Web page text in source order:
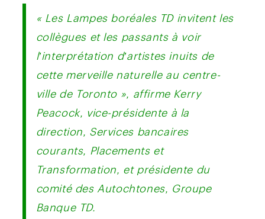
« Les Lampes boréales TD invitent les
collègues et les passants à voir
l’interprétation d’artistes inuits de
cette merveille naturelle au centre-
ville de Toronto », affirme Kerry
Peacock, vice-présidente à la
direction, Services bancaires
courants, Placements et
Transformation, et présidente du
comité des Autochtones, Groupe
Banque TD.